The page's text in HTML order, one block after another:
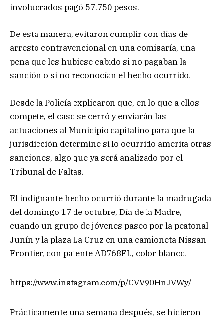
involucrados pagó 57.750 pesos.
De esta manera, evitaron cumplir con días de
arresto contravencional en una comisaría, una
pena que les hubiese cabido si no pagaban la
sanción o si no reconocían el hecho ocurrido.
Desde la Policía explicaron que, en lo que a ellos
compete, el caso se cerró y enviarán las
actuaciones al Municipio capitalino para que la
jurisdicción determine si lo ocurrido amerita otras
sanciones, algo que ya será analizado por el
Tribunal de Faltas.
El indignante hecho ocurrió durante la madrugada
del domingo 17 de octubre, Día de la Madre,
cuando un grupo de jóvenes paseo por la peatonal
Junín y la plaza La Cruz en una camioneta Nissan
Frontier, con patente AD768FL, color blanco.
https://www.instagram.com/p/CVV90HnJVWy/
Prácticamente una semana después, se hicieron